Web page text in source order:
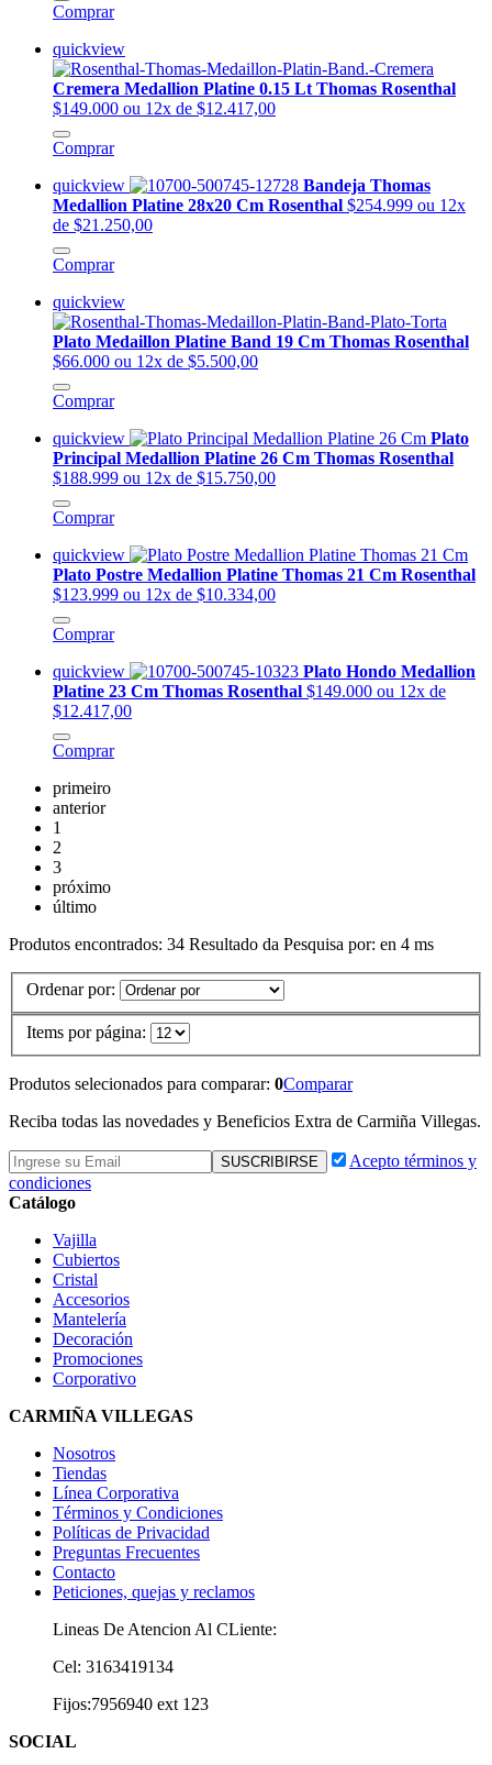
Comprar
quickview
Cremera Medallion Platine 0.15 Lt Thomas Rosenthal
$149.000 ou 12x de $12.417,00
Comprar
quickview
Bandeja Thomas
Medallion Platine 28x20 Cm Rosenthal $254.999 ou 12x
de $21.250,00
Comprar
quickview
Plato Medaillon Platine Band 19 Cm Thomas Rosenthal
$66.000 ou 12x de $5.500,00
Comprar
quickview
Plato
Principal Medallion Platine 26 Cm Thomas Rosenthal
$188.999 ou 12x de $15.750,00
Comprar
quickview
Plato Postre Medallion Platine Thomas 21 Cm Rosenthal
$123.999 ou 12x de $10.334,00
Comprar
quickview
Plato Hondo Medallion
Platine 23 Cm Thomas Rosenthal $149.000 ou 12x de
$12.417,00
Comprar
primeiro
anterior
1
2
3
próximo
último
Produtos encontrados: 34 Resultado da Pesquisa por: en 4 ms
Ordenar por:
Items por página:
Produtos selecionados para comparar: 0Comparar
Reciba todas las novedades y Beneficios Extra de Carmiña Villegas.
Acepto términos y
condiciones
Catálogo
Vajilla
Cubiertos
Cristal
Accesorios
Mantelería
Decoración
Promociones
Corporativo
CARMIÑA VILLEGAS
Nosotros
Tiendas
Línea Corporativa
Términos y Condiciones
Políticas de Privacidad
Preguntas Frecuentes
Contacto
Peticiones, quejas y reclamos
Lineas De Atencion Al CLiente:
Cel: 3163419134
Fijos:7956940 ext 123
SOCIAL